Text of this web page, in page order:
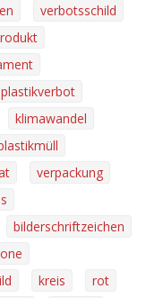
verbotsschild
plastikverbot
klimawandel
verpackung
bilderschriftzeichen
kreis
rot